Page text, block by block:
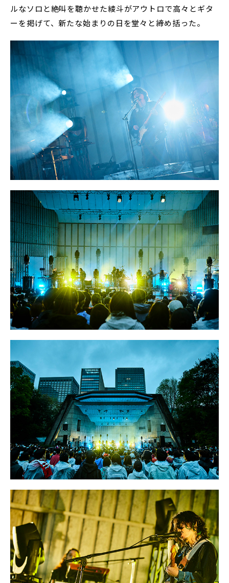
ルなソロと絶叫を聴かせた綾斗がアウトロで高々とギタ
ーを掲げて、新たな始まりの日を堂々と締め括った。